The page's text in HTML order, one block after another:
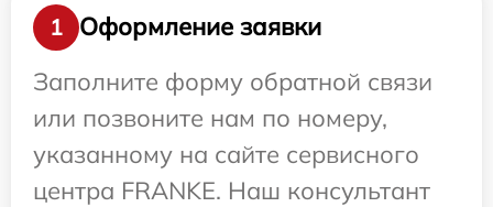
1
Оформление заявки
Заполните форму обратной связи
или позвоните нам по номеру,
указанному на сайте сервисного
центра FRANKE. Наш консультант